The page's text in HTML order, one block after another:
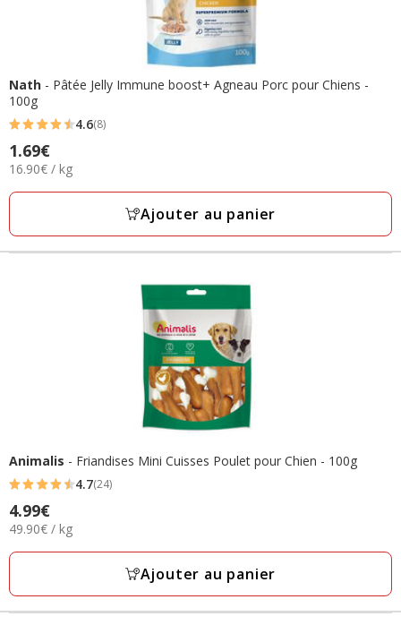
Nath - Pâtée Jelly Immune boost+ Agneau Porc pour Chiens -
100g
4.6
étoiles
avec
8
4.6(8)
Prix
1.69€
1.69€
16.90€
Kg
16.90€ / kg
Ajouter au panier
Animalis - Friandises Mini Cuisses Poulet pour Chien - 100g
4.7
étoiles
avec
24
4.7(24)
Prix
4.99€
4.99€
49.90€
Kg
49.90€ / kg
Ajouter au panier